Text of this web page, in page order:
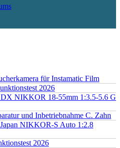
für Instamatic Film
2026
NIKKOR 18-55mm 1:3.5-5.6 G
und Inbetriebnahme C. Zahn
NIKKOR-S Auto 1:2.8
2026